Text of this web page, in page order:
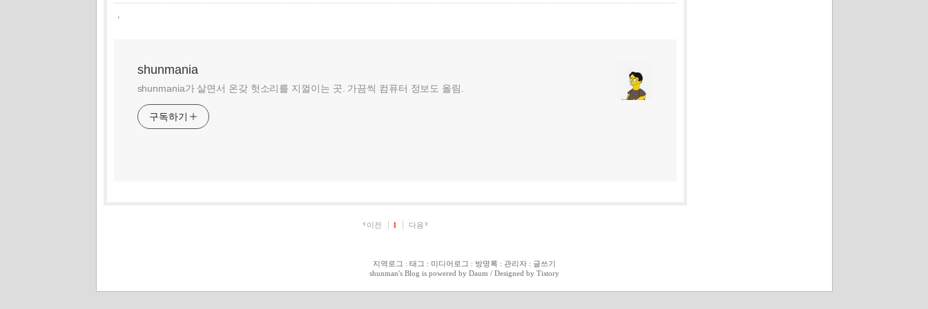
shunmania
shunmania가 살면서 온갖 헛소리를 지껄이는 곳. 가끔씩 컴퓨터 정보도 올림.
구독하기
이전 1 다음
지역로그 : 태그 : 미디어로그 : 방명록 : 관리자: 글쓰기
shunman's Blog is powered by Daum / Designed by Tistory